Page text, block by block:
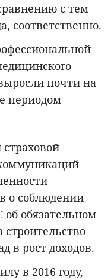
с тем
соответственно.
почти на
периодом
о соблюдении
об обязательном
в рост доходов.
в 2016 году,